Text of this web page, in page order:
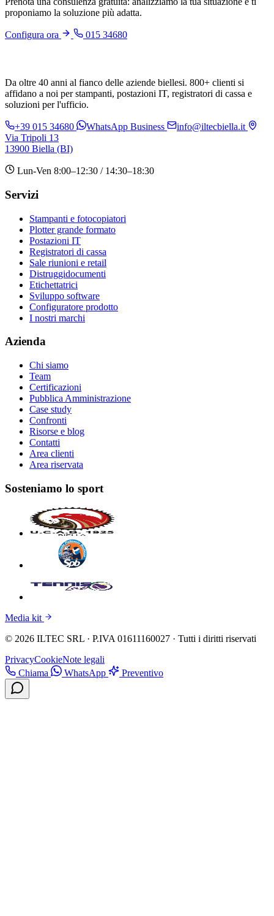
proponiamo la soluzione più adatta.
Configura ora 015 34680
Da oltre 40 anni al fianco delle aziende biellesi. 800+ clienti si
affidano a noi per stampanti, postazioni IT, registratori di cassa e
soluzioni per l'ufficio.
+39 015 34680 WhatsApp Business
info@iltecbiella.it
Via Tripoli 13
13900 Biella (BI)
Lun-Ven 8:00–12:30 / 14:30–18:30
Servizi
Stampanti e fotocopiatori
Plotter grande formato
Postazioni IT
Registratori di cassa
Sale riunioni e retail
Distruggidocumenti
Etichettatrici
Sviluppo software
Configuratore prodotto
I nostri marchi
Azienda
Chi siamo
Team
Certificazioni
Pubblica Amministrazione
Case study
Confronti
Risorse e blog
Contatti
Area clienti
Area riservata
Sosteniamo lo sport
Media kit
© 2026 ILTEC SRL · P.IVA 01611160027 · Tutti i diritti riservati
PrivacyCookieNote legali
Chiama
WhatsApp Preventivo